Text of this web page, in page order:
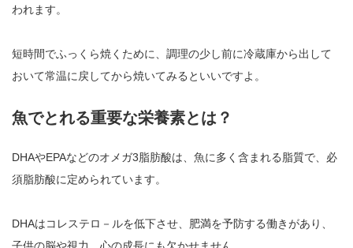
われます。
短時間でふっくら焼くために、調理の少し前に冷蔵庫から出して
おいて常温に戻してから焼いてみるといいですよ。
魚でとれる重要な栄養素とは？
DHAやEPAなどのオメガ3脂肪酸は、魚に多く含まれる脂質で、必
須脂肪酸に定められています。
DHAはコレステロ－ルを低下させ、肥満を予防する働きがあり、
子供の脳や視力、心の成長にも欠かせません。